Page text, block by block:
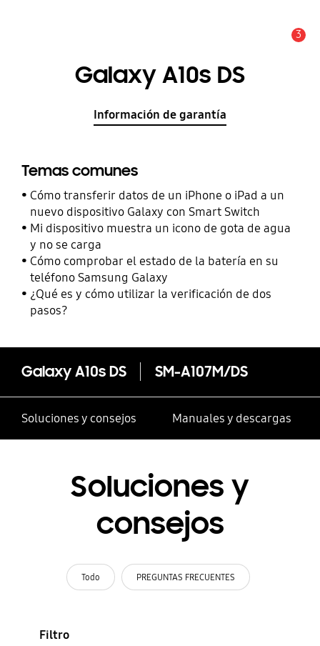
3
Galaxy A10s DS
Información de garantía
Temas comunes
Cómo transferir datos de un iPhone o iPad a un
nuevo dispositivo Galaxy con Smart Switch
Mi dispositivo muestra un icono de gota de agua
y no se carga
Cómo comprobar el estado de la batería en su
teléfono Samsung Galaxy
¿Qué es y cómo utilizar la verificación de dos
pasos?
Galaxy A10s DS SM-A107M/DS
Soluciones y consejos Manuales y descargas
Soluciones y
consejos
Todo PREGUNTAS FRECUENTES
Filtro